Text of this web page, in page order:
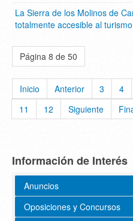
La Sierra de los Molinos de
totalmente accesible al
Página 8 de 50
Inicio Anterior 3 4
11
12 Siguiente
Información de Interés
Anuncios
Oposiciones y Concursos